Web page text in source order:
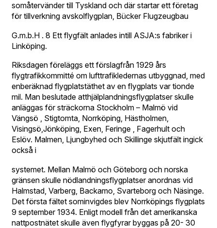
somåtervänder till Tyskland och där startar ett företag
för tillverkning avskolflygplan, Bücker Flugzeugbau
G.m.b.H . 8 Ett flygfält anlades intill ASJA:s fabriker i
Linköping.
Riksdagen föreläggs ett förslagfrån 1929 års
flygtrafikkommitté om lufttrafikledernas utbyggnad, med
enberäknad flygplatstäthet av en flygplats var tionde
mil. Man beslutade atthjälplandningsflygplatser skulle
anläggas för sträckorna Stockholm – Malmö vid
Vängsö , Stigtomta, Norrköping, Hästholmen,
Visingsö,Jönköping, Exen, Feringe , Fagerhult och
Eslöv. Malmen, Ljungbyhed och Skillinge skjutfält ingick
också i
systemet. Mellan Malmö och Göteborg och norska
gränsen skulle nödlandningsflygplatser anordnas vid
Halmstad, Varberg, Backamo, Svarteborg och Näsinge.
Det första fältet sominvigdes blev Norrköpings flygplats
9 september 1934. Enligt modell från det amerikanska
nattpostnätet skulle även flygfyrar byggas på 20- 30